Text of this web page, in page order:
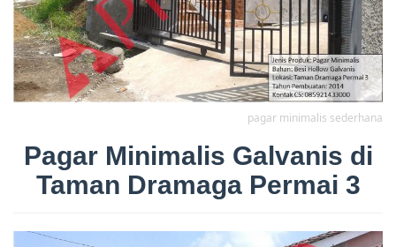
pagar minimalis sederhana
Pagar Minimalis Galvanis di
Taman Dramaga Permai 3